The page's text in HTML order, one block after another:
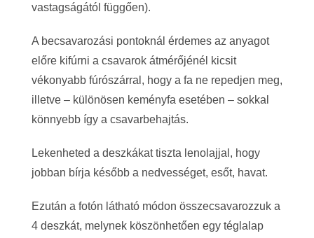
vastagságától függően).
A becsavarozási pontoknál érdemes az anyagot
előre kifúrni a csavarok átmérőjénél kicsit
vékonyabb fúrószárral, hogy a fa ne repedjen meg,
illetve – különösen keményfa esetében – sokkal
könnyebb így a csavarbehajtás.
Lekenheted a deszkákat tiszta lenolajjal, hogy
jobban bírja később a nedvességet, esőt, havat.
Ezután a fotón látható módon összecsavarozzuk a
4 deszkát, melynek köszönhetően egy téglalap